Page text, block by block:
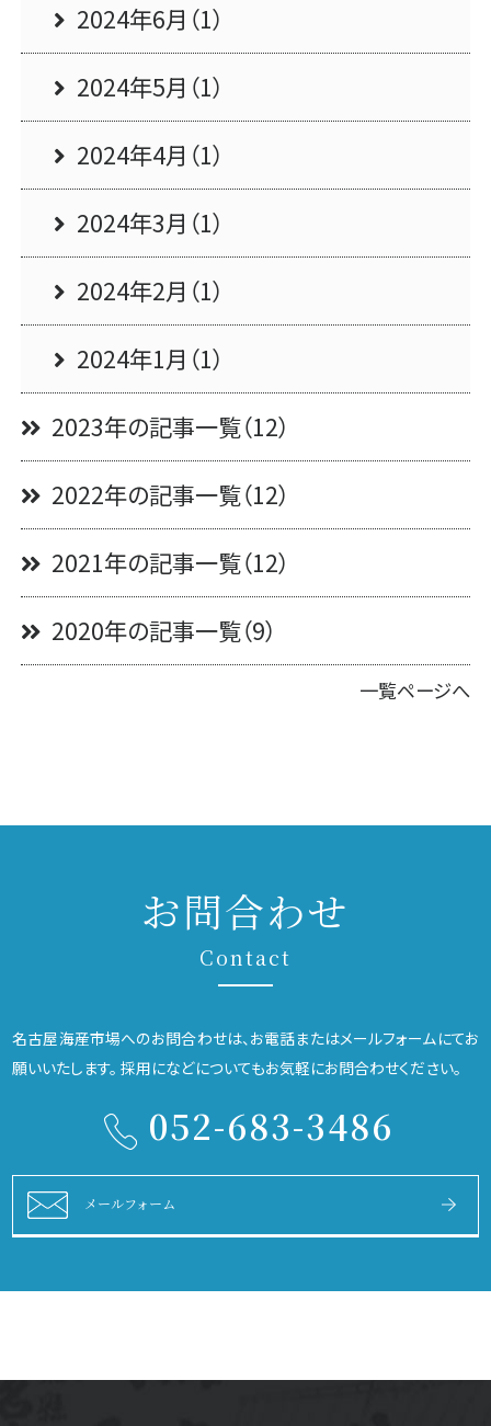
2024年6月（1）
2024年5月（1）
2024年4月（1）
2024年3月（1）
2024年2月（1）
2024年1月（1）
2023年の記事一覧（12）
2022年の記事一覧（12）
2021年の記事一覧（12）
2020年の記事一覧（9）
一覧ページへ
お問合わせ
Contact
名古屋海産市場へのお問合わせは、お電話またはメールフォームにてお
願いいたします。 採用になどについてもお気軽にお問合わせください。
052-683-3486
メールフォーム